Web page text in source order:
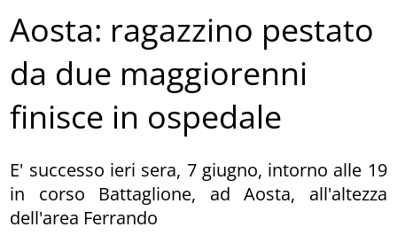
Aosta: ragazzino pestato
da due maggiorenni
finisce in ospedale
E' successo ieri sera, 7 giugno, intorno alle 19
in corso Battaglione, ad Aosta, all'altezza
dell'area Ferrando